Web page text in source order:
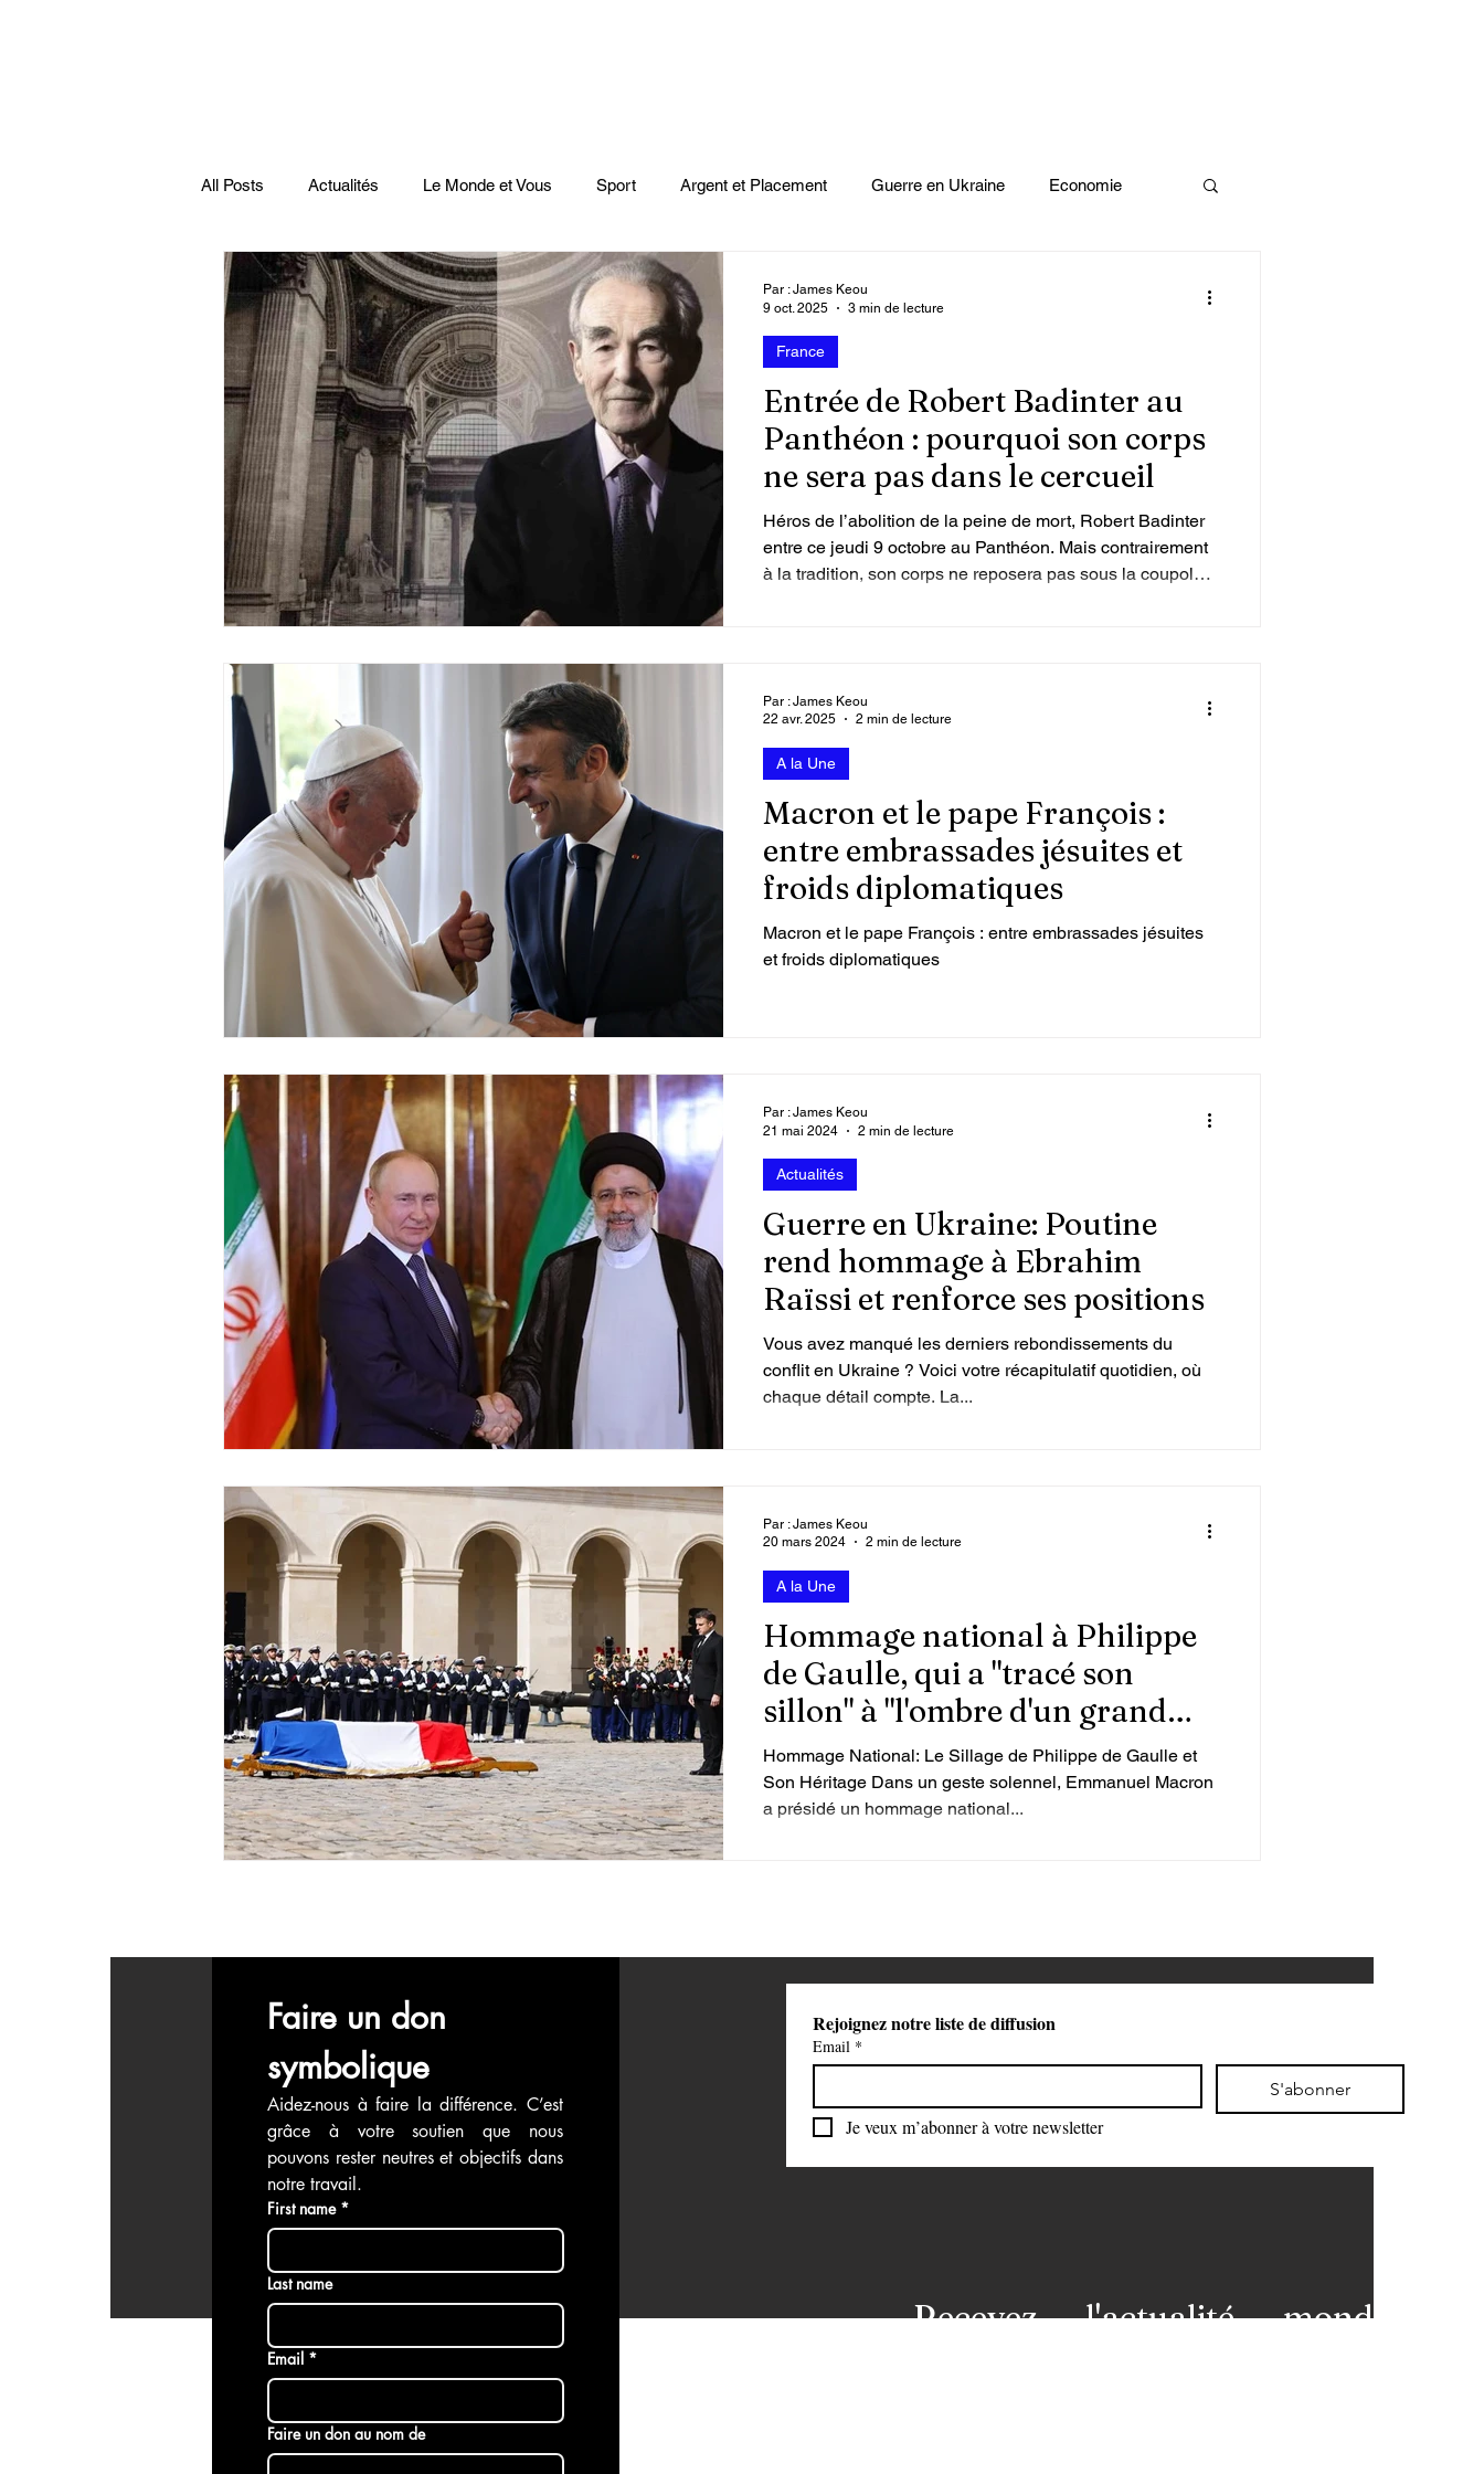
All Posts Actualités Le Monde et Vous Sport Argent et Placement Guerre en Ukraine Economie
Santé économie française Cinéma Scènes Le Monde et L'Afrique
Musiques Science Podcasts Mode Coupe du monde Rugby
Disparitions Actualités Culture Voyages Climat Vidéos Le Monde des livres
économie mondiales Enquête vidéos Attaque du Hamas contre Israël
Entrée de Robert Badinter au
Panthéon : pourquoi son corps
ne sera pas dans le cercueil
Héros de l’abolition de la peine de mort, Robert Badinter
entre ce jeudi 9 octobre au Panthéon. Mais contrairement
à la tradition, son corps ne reposera pas sous la coupole
France
Par : James Keou
9 oct. 2025
3 min de lecture
Macron et le pape François :
entre embrassades jésuites et
froids diplomatiques
Macron et le pape François : entre embrassades jésuites
et froids diplomatiques
A la Une
Par : James Keou
22 avr. 2025
2 min de lecture
Guerre en Ukraine: Poutine
rend hommage à Ebrahim
Raïssi et renforce ses positions
Vous avez manqué les derniers rebondissements du
conflit en Ukraine ? Voici votre récapitulatif quotidien, où
chaque détail compte. La...
Actualités
Par : James Keou
21 mai 2024
2 min de lecture
Hommage national à Philippe
de Gaulle, qui a "tracé son
sillon" à "l'ombre d'un grand
homme"
Hommage National: Le Sillage de Philippe de Gaulle et
Son Héritage Dans un geste solennel, Emmanuel Macron
a présidé un hommage national...
A la Une
Par : James Keou
20 mars 2024
2 min de lecture
Rejoignez notre liste de diffusion
Email *
S'abonner
Je veux m’abonner à votre newsletter
Faire un don
symbolique
Aidez-nous à faire la différence. C’est
grâce à votre soutien que nous
pouvons rester neutres et objectifs dans
notre travail.
First name *
Last name
Email *
Faire un don au nom de
Recevez l'actualité mondiale